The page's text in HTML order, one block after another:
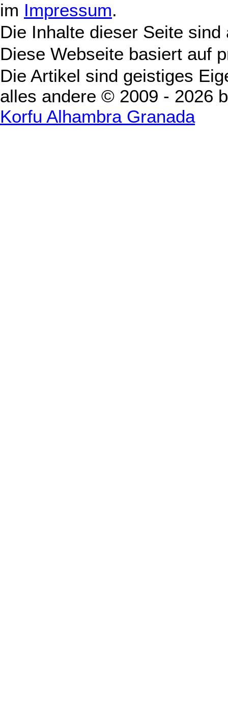
im Impressum.
Die Inhalte dieser Seite
Diese Webseite basiert auf
Die Artikel sind geistiges
alles andere © 2009 - 2026
Korfu Alhambra Granada